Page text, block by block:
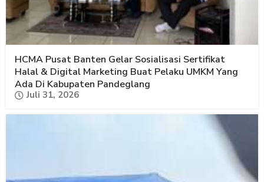
HCMA Pusat Banten Gelar Sosialisasi Sertifikat
Halal & Digital Marketing Buat Pelaku UMKM Yang
Ada Di Kabupaten Pandeglang
Juli 31, 2026